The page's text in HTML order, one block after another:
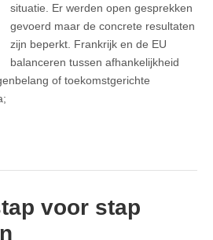
situatie. Er werden open gesprekken
gevoerd maar de concrete resultaten
zijn beperkt. Frankrijk en de EU
balanceren tussen afhankelijkheid
of toekomstgerichte
voor stap